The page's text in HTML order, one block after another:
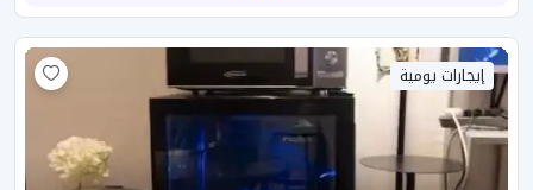
إيجارات يومية